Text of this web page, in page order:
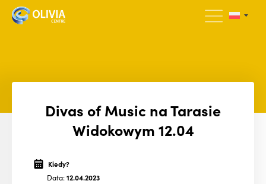
Divas of Music na Tarasie
Widokowym 12.04
Kiedy?
Data:12.04.2023